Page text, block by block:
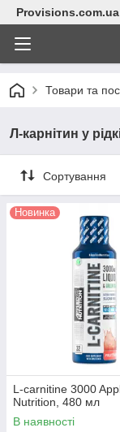
Provisions.com.ua
Товари та
Л-карнітин у
Сортування
Новинка
L-carnitine 3000
Nutrition, 480 мл
В наявності